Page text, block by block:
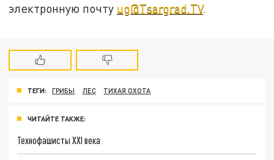
электронную почту ug@Tsargrad.TV.
ТЕГИ: ГРИБЫ ЛЕС ТИХАЯ ОХОТА
ЧИТАЙТЕ ТАКЖЕ:
Технофашисты XXI века